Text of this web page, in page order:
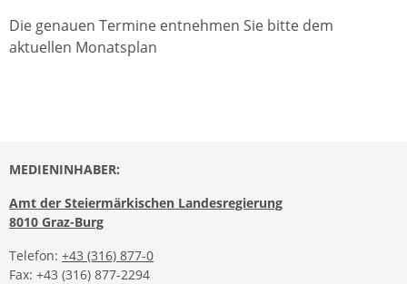
Die genauen Termine entnehmen Sie bitte dem
aktuellen Monatsplan
MEDIENINHABER:
Amt der Steiermärkischen Landesregierung
8010 Graz-Burg
Telefon: +43 (316) 877-0
Fax: +43 (316) 877-2294